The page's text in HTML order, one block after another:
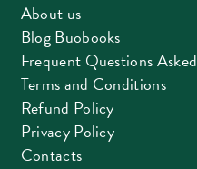
About us
Blog Buobooks
Frequent Questions Asked
Terms and Conditions
Refund Policy
Privacy Policy
Contacts